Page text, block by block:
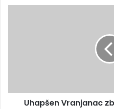
Uhapšen Vranjanac